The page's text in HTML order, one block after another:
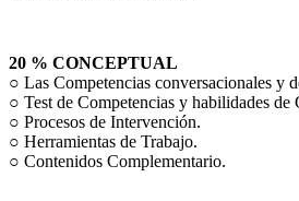
20 % CONCEPTUAL
○ Las Competencias conversacionales y
○ Test de Competencias y habilidades de
○ Procesos de Intervención.
○ Herramientas de Trabajo.
○ Contenidos Complementario.